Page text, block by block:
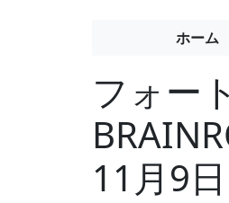
ホーム
フォー
11月9